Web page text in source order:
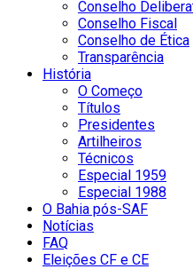
Conselho
Conselho Fiscal
Conselho de Ética
Transparência
História
O Começo
Títulos
Presidentes
Artilheiros
Técnicos
Especial 1959
Especial 1988
O Bahia pós-SAF
Notícias
FAQ
Eleições CF e CE